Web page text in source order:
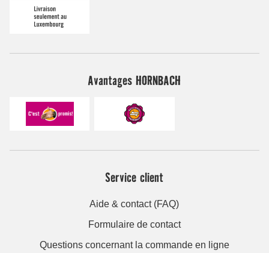
Avantages HORNBACH
Service client
Aide & contact (FAQ)
Formulaire de contact
Questions concernant la commande en ligne